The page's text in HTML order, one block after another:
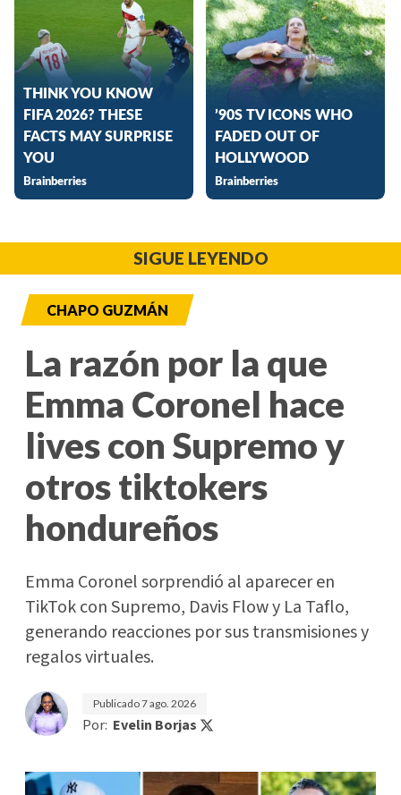
SIGUE LEYENDO
CHAPO GUZMÁN
La razón por la que
Emma Coronel hace
lives con Supremo y
otros tiktokers
hondureños
Emma Coronel sorprendió al aparecer en
TikTok con Supremo, Davis Flow y La Taflo,
generando reacciones por sus transmisiones y
regalos virtuales.
Publicado7 ago. 2026
Por: Evelin Borjas